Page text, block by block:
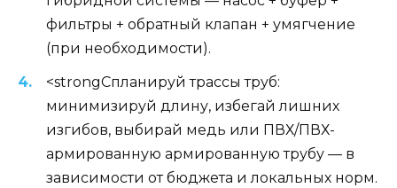
фильтры + обратный клапан + умягчение
(при необходимости).
<strongСпланируй трассы труб:
минимизируй длину, избегай лишних
изгибов, выбирай медь или ПВХ/ПВХ-
армированную армированную трубу — в
зависимости от бюджета и локальных норм.